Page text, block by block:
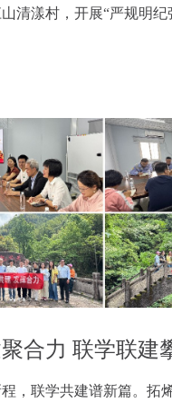
清漾村，开展“严规明纪
，联学共建谱新篇。拓